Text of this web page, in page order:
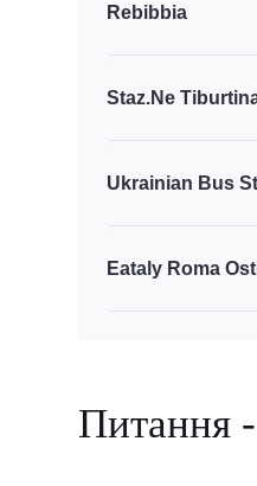
Rebibbia
Staz.Ne
Ukrainian Bus
Eataly Roma
Питання -